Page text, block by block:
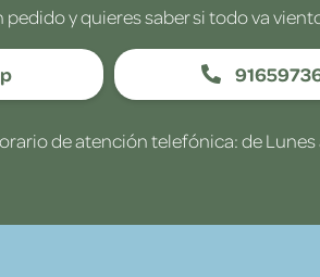
pedido y quieres saber si todo va
de atención telefónica: de Lunes